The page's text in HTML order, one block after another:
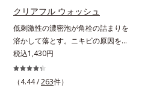
セラカエルレア果汁、ノバラエキス
配合＝うるおいを与えハリと透明感
に満ちた肌へ導く保湿成分*9 メマ
ツヨイグサ抽出液、スイカズラエキ
ス配合＝角層のすみずみまで水分・
油分を保ち、ハリ・ツヤを与える保
湿成分*10 気持ちのこと
て、独自研究に基づいたアプローチ
成分「MCアクティベーター
(*5)」。肌のうるおいを引き出し・
高めて、ハリ感あふれる肌へと導き
ます。うるおいに満ちたゆらがない
肌をご体感いただくために設計され
た3ステップで、いつも力強く美し
クリアフル ウォッシュ
低刺激性の濃密泡が角栓の詰まりを
溶かして落とす。ニキビの原因を残
さないクリアな肌に洗い上げる洗顔
料。「ニキビをくり返してしまう」
「毛穴目立ちが気になる」「マスク
税込1,430円
（4.44 /263件）